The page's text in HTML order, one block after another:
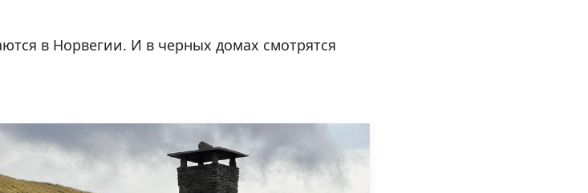
в Норвегии. И в черных домах смотрятся